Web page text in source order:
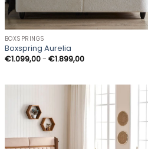
BOXSPRINGS
Boxspring Aurelia
€1.099,00- €1.899,00Prijsklasse:
€1.099,00